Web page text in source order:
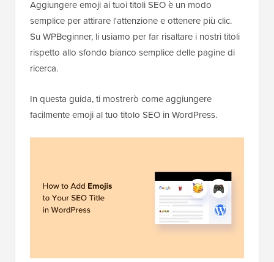
Aggiungere emoji ai tuoi titoli SEO è un modo
semplice per attirare l'attenzione e ottenere più clic.
Su WPBeginner, li usiamo per far risaltare i nostri titoli
rispetto allo sfondo bianco semplice delle pagine di
ricerca.
In questa guida, ti mostrerò come aggiungere
facilmente emoji al tuo titolo SEO in WordPress.